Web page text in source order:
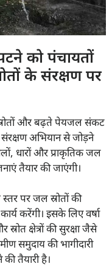
को पंचायतों
के संरक्षण पर
और बढ़ते पेयजल संकट
अभियान से जोड़ने
धारों और प्राकृतिक जल
तैयार की जाएंगी।
पर जल स्रोतों की
करेंगी। इसके लिए वर्षा
क्षेत्रों की सुरक्षा जैसे
समुदाय की भागीदारी
तैयारी है।